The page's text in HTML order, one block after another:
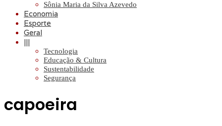
Sônia Maria da Silva Azevedo
Economia
Esporte
Geral
|||
Tecnologia
Educação & Cultura
Sustentabilidade
Segurança
capoeira